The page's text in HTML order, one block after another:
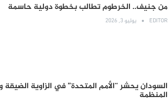
من جنيف.. الخرطوم تطالب بخطوة دولية حاسمة
EDITOR يوليو 3, 2026
السودان يحشر “الأمم المتحدة” في الزاوية
المنظمة